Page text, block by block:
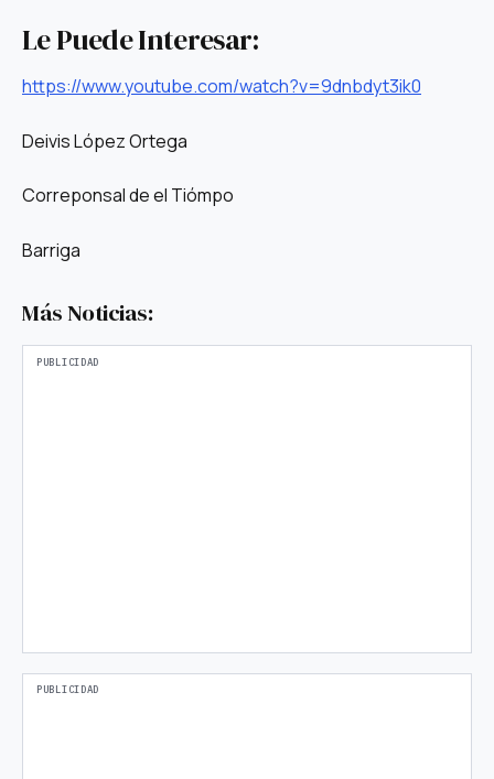
Le Puede Interesar:
https://www.youtube.com/watch?v=9dnbdyt3ik0
Deivis López Ortega
Correponsal de el Tiómpo
Barriga
Más Noticias: